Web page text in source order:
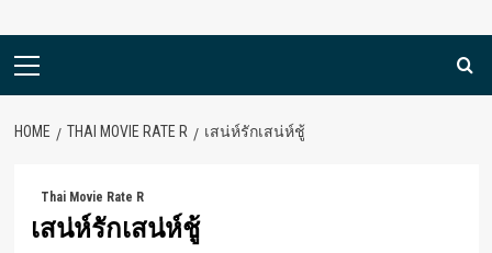
Primary
HOME THAI MOVIE RATE R เสน่ห์รักเสน่ห์ชู้
Thai Movie Rate R
เสน่ห์รักเสน่ห์ชู้